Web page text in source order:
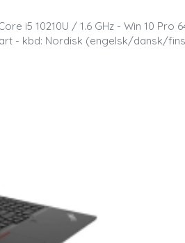
i5 10210U / 1.6 GHz - Win 10
- kbd: Nordisk (engelsk/dansk/